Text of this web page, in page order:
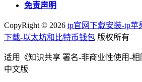
免责声明
CopyRight © 2026 tp官网下载安装-tp苹
下载-以太坊和比特币钱包 版权所有
适用《知识共享 署名-非商业性使用-
中文版